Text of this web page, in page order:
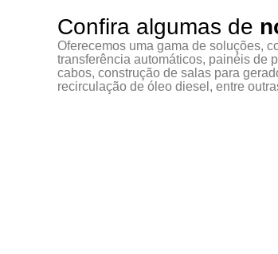
Confira algumas de
Oferecemos uma gama de soluções,
transferência automáticos, painéis de
cabos, construção de salas para
recirculação de óleo diesel, entre